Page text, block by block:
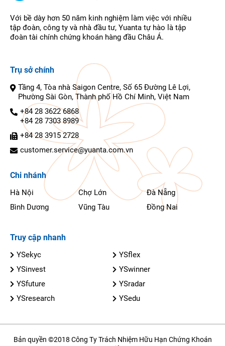
Với bề dày hơn 50 năm kinh nghiệm làm việc với nhiều
tập đoàn, công ty và nhà đầu tư, Yuanta tự hào là tập
đoàn tài chính chứng khoán hàng đầu Châu Á.
Trụ sở chính
Tầng 4, Tòa nhà Saigon Centre, Số 65 Đường Lê Lợi,
Phường Sài Gòn, Thành phố Hồ Chí Minh, Việt Nam
+84 28 3622 6868
+84 28 7303 8989
+84 28 3915 2728
customer.service@yuanta.com.vn
Chi nhánh
Hà Nội Chợ Lớn
Đà Nẵng
Bình Dương
Vũng Tàu Đồng Nai
Truy cập nhanh
YSekyc
YSflex
YSinvest
YSwinner
YSfuture
YSradar
YSresearch
YSedu
Bản quyền ©2018 Công Ty Trách Nhiệm Hữu Hạn Chứng Khoán